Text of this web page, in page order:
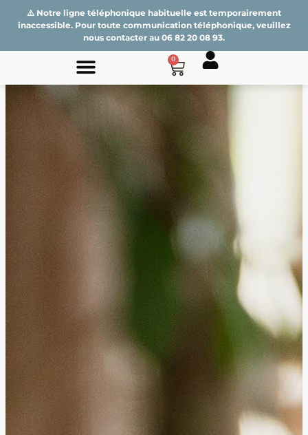
⚠️ Notre ligne téléphonique habituelle est temporairement
inaccessible. Pour toute communication téléphonique, veuillez
nous contacter au 06 82 20 08 93.
0